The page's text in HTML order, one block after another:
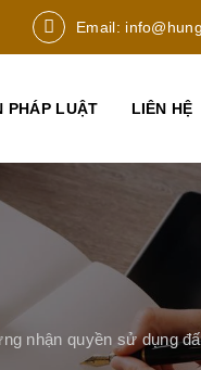
Email:
PHÁP LUẬT LIÊN HỆ
nhận quyền sử dụng